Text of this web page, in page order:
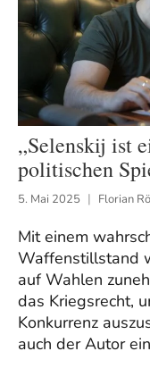
„Selenskij ist
politischen
5. Mai 2025 Florian
Mit einem
Waffenstillstand
auf Wahlen
das Kriegsrecht,
Konkurrenz
auch der Autor